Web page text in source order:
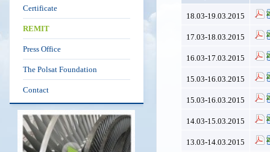
Certificate
REMIT
Press Office
The Polsat Foundation
Contact
18.03-19.03.2015
17.03-18.03.2015
16.03-17.03.2015
15.03-16.03.2015
15.03-16.03.2015
14.03-15.03.2015
13.03-14.03.2015